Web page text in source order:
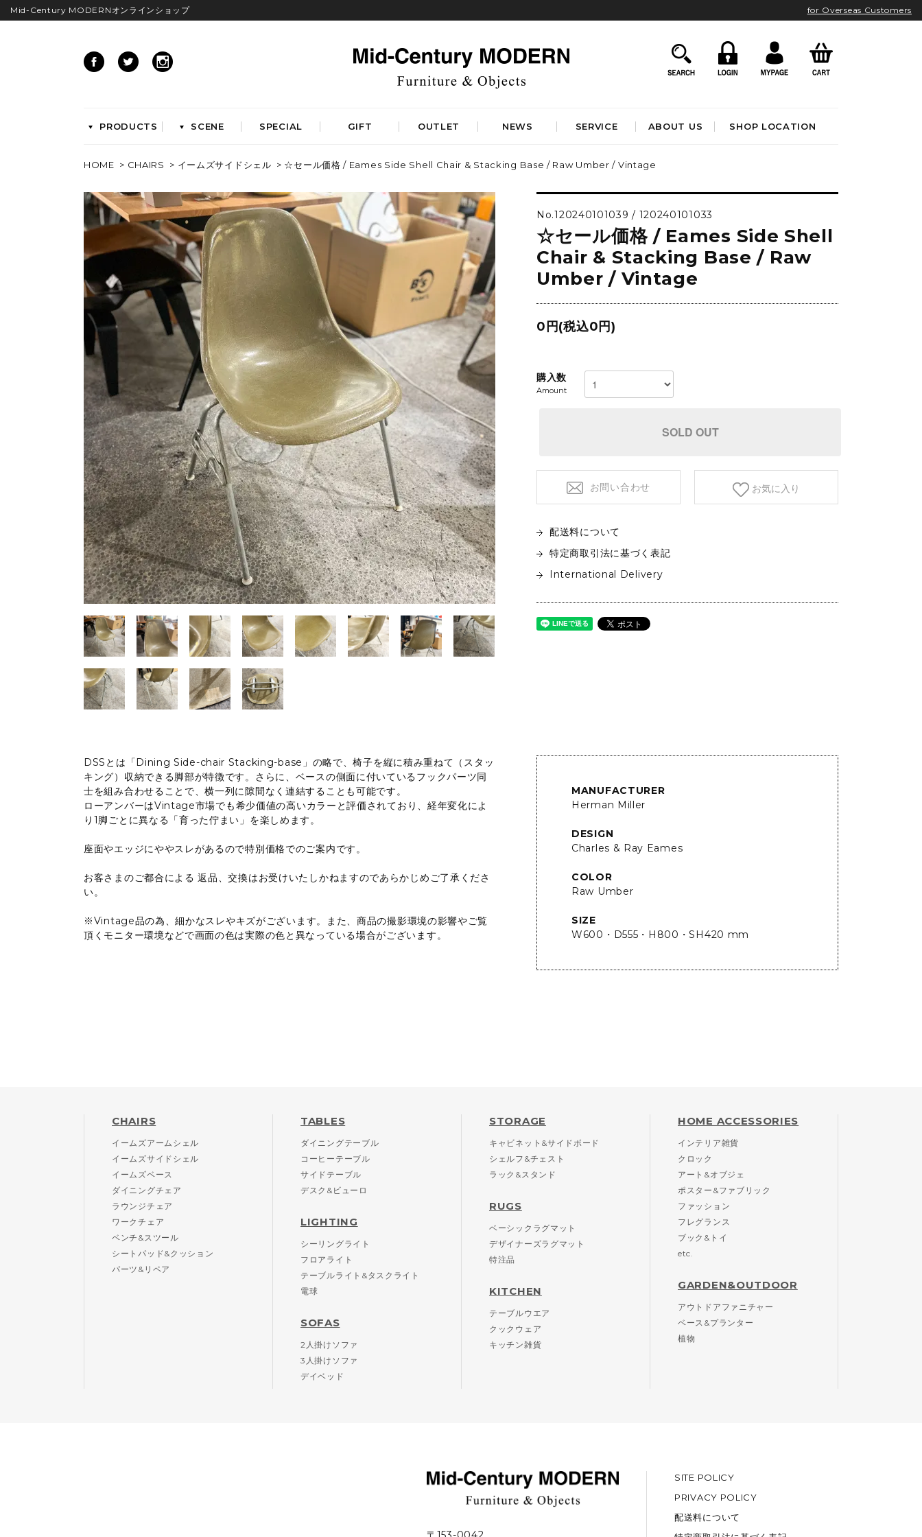
Mid-Century MODERNオンラインショップ for Overseas Customers
PRODUCTS SCENE SPECIAL GIFT OUTLET NEWS SERVICE ABOUT US SHOP LOCATION
イームズアームシェル
イームズサイドシェル
イームズベース
ダイニングチェア
ラウンジチェア
ワークチェア
ベンチ&スツール
シートパッド&クッション
パーツ&リペア
ダイニングテーブル
コーヒーテーブル
サイドテーブル
デスク&ビューロ
LIGHTING
シーリングライト
フロアライト
テーブルライト&タスクライト
電球
SOFAS
2人掛けソファ
3人掛けソファ
デイベッド
シェルフ&チェスト
ラック&スタンド
RUGS
ベーシックラグマット
デザイナーズラグマット
テーブルウエア
クックウェア
クロック
アート&オブジェ
ポスター&ファブリック
ファッション
フレグランス
ENTRYWAY LIVING WORKSPACE BEDROOM BATHROOM
HOME > CHAIRS > イームズサイドシェル > ☆セール価格 / Eames Side Shell Chair & Stacking Base / Raw Umber / Vintage
No.120240101039 / 120240101033
☆セール価格 / Eames Side Shell
Chair & Stacking Base / Raw
Umber / Vintage
0円(税込0円)
購入数
Amount
SOLD OUT
お問い合わせ お気に入り
配送料について
特定商取引法に基づく表記
International Delivery
MANUFACTURER
Herman Miller
DESIGN
Charles & Ray Eames
COLOR
Raw Umber
SIZE
W600・D555・H800・SH420 mm
DSSとは「Dining Side-chair Stacking-base」の略で、椅子を縦に積み重ねて（スタッ
キング）収納できる脚部が特徴です。さらに、ベースの側面に付いているフックパーツ同
士を組み合わせることで、横一列に隙間なく連結することも可能です。
ローアンバーはVintage市場でも希少価値の高いカラーと評価されており、経年変化によ
り1脚ごとに異なる「育った佇まい」を楽しめます。
座面やエッジにややスレがあるので特別価格でのご案内です。
お客さまのご都合による 返品、交換はお受けいたしかねますのであらかじめご了承くださ
い。
※Vintage品の為、細かなスレやキズがございます。また、商品の撮影環境の影響やご覧
頂くモニター環境などで画面の色は実際の色と異なっている場合がございます。
CHAIRS
イームズアームシェル
イームズサイドシェル
イームズベース
ダイニングチェア
ラウンジチェア
ワークチェア
ベンチ&スツール
シートパッド&クッション
パーツ&リペア
TABLES
ダイニングテーブル
コーヒーテーブル
サイドテーブル
デスク&ビューロ
LIGHTING
シーリングライト
フロアライト
テーブルライト&タスクライト
電球
SOFAS
2人掛けソファ
3人掛けソファ
デイベッド
STORAGE
キャビネット&サイドボード
シェルフ&チェスト
ラック&スタンド
RUGS
ベーシックラグマット
デザイナーズラグマット
特注品
KITCHEN
テーブルウエア
クックウェア
キッチン雑貨
HOME ACCESSORIES
インテリア雑貨
クロック
アート&オブジェ
ポスター&ファブリック
ファッション
フレグランス
ブック&トイ
etc.
GARDEN&OUTDOOR
アウトドアファニチャー
ベース&プランター
植物
SITE POLICY
PRIVACY POLICY
配送料について